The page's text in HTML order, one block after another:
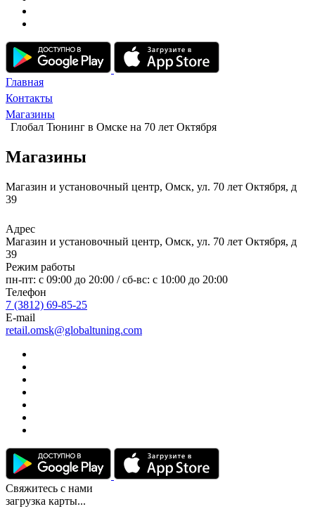
Главная
Контакты
Магазины
Глобал Тюнинг в Омске на 70 лет Октября
Магазины
Магазин и установочный центр, Омск, ул. 70 лет Октября, д
39
Адрес
Магазин и установочный центр, Омск, ул. 70 лет Октября, д
39
Режим работы
пн-пт: с 09:00 до 20:00 / сб-вс: с 10:00 до 20:00
Телефон
7 (3812) 69-85-25
E-mail
retail.omsk@globaltuning.com
Свяжитесь с нами
загрузка карты...